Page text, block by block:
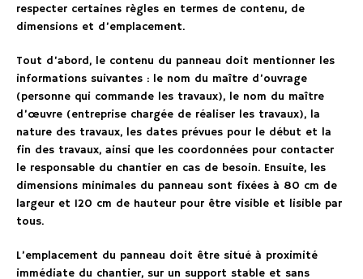
respecter certaines règles en termes de contenu, de
dimensions et d’emplacement.
Tout d’abord, le contenu du panneau doit mentionner les
informations suivantes : le nom du maître d’ouvrage
(personne qui commande les travaux), le nom du maître
d’œuvre (entreprise chargée de réaliser les travaux), la
nature des travaux, les dates prévues pour le début et la
fin des travaux, ainsi que les coordonnées pour contacter
le responsable du chantier en cas de besoin. Ensuite, les
dimensions minimales du panneau sont fixées à 80 cm de
largeur et 120 cm de hauteur pour être visible et lisible par
tous.
L’emplacement du panneau doit être situé à proximité
immédiate du chantier, sur un support stable et sans